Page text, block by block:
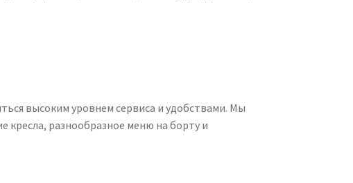
высоким уровнем сервиса и удобствами. Мы
кресла, разнообразное меню на борту и